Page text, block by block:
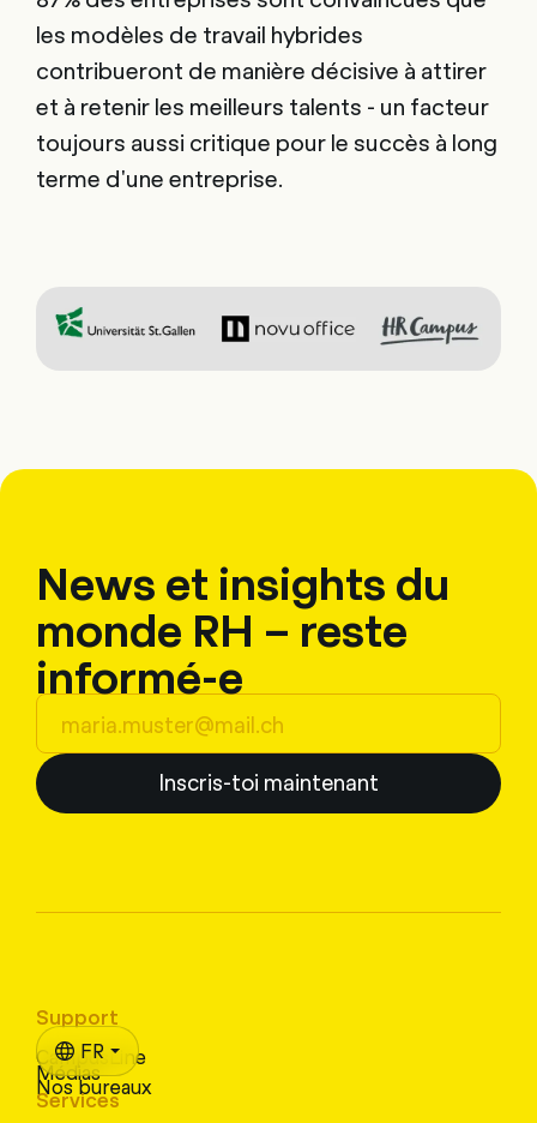
les modèles de travail hybrides
contribueront de manière décisive à attirer
et à retenir les meilleurs talents - un facteur
toujours aussi critique pour le succès à long
terme d'une entreprise.
News et insights du
monde RH – reste
informé-e
Inscris-toi maintenant
Support
CampusLine
Médias
Nos bureaux
Services
FR